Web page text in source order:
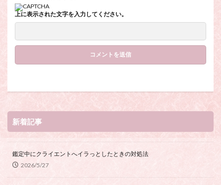
上に表示された文字を入力してください。
新着記事
鑑定中にクライエントへイラっとしたときの対処法
2026/5/27